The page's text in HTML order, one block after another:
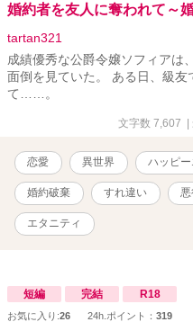
婚約者を友人に奪われて～
tartan321
成績優秀な公爵令嬢ソフィアは
面倒を見ていた。 ある日、級
て……。
文字数 7,607 |
恋愛 異世界 ハッピ
婚約破棄 すれ違い
エタニティ
短編 完結 R18
お気に入り:26 24h.ポイント： 319